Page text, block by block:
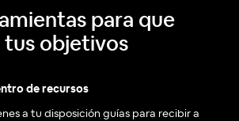
para que
tus objetivos
de recursos
a tu disposición guías para recibir a